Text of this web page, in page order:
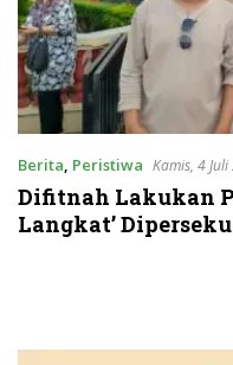
Berita, Peristiwa Kamis, 4
Difitnah Lakukan
Langkat’